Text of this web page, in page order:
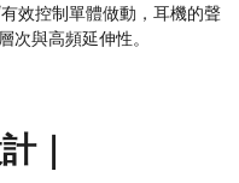
效控制單體做動，耳機的聲
次與高頻延伸性。
｜